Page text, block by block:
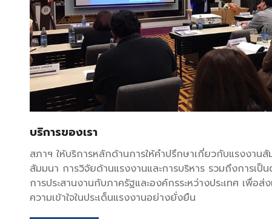
บริการของเรา
สภาฯ ให้บริการหลักด้านการให้คำปรึกษาเกี่ยวกับแรงงาน
สัมมนา การวิจัยด้านแรงงานและการบริหาร รวมถึงการเป็
การประสานงานกับภาครัฐและองค์กรระหว่างประเทศ เพื่อส่
ความเข้าใจในประเด็นแรงงานอย่างยั่งยืน